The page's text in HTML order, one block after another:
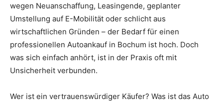
wegen Neuanschaffung, Leasingende, geplanter
Umstellung auf E-Mobilität oder schlicht aus
wirtschaftlichen Gründen – der Bedarf für einen
professionellen Autoankauf in Bochum ist hoch. Doch
was sich einfach anhört, ist in der Praxis oft mit
Unsicherheit verbunden.
Wer ist ein vertrauenswürdiger Käufer? Was ist das Auto